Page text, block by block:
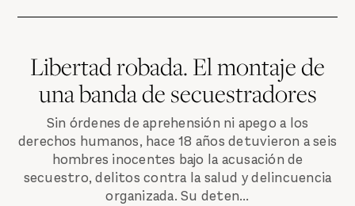
Libertad robada. El montaje de
una banda de secuestradores
Sin órdenes de aprehensión ni apego a los
derechos humanos, hace 18 años detuvieron a seis
hombres inocentes bajo la acusación de
secuestro, delitos contra la salud y delincuencia
organizada. Su deten...